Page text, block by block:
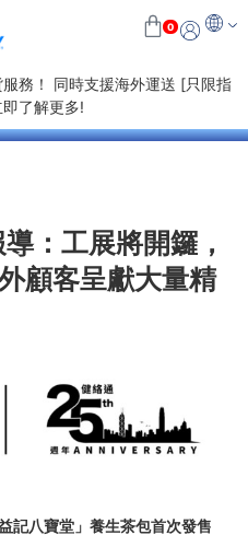
0
務！ 同時支援海外運送 [只限指
了解更多!
：工展將開鑼，
顧客呈獻大量精
記八寶堂」養生茶包首次發售